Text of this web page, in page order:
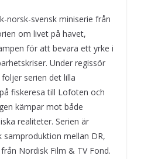
norsk-svensk miniserie från
om livet på havet,
för att bevara ett yrke i
Under regissör
serien det lilla
fiskeresa till Lofoten och
kämpar mot både
realiteter. Serien är
samproduktion mellan DR,
Nordisk Film & TV Fond.